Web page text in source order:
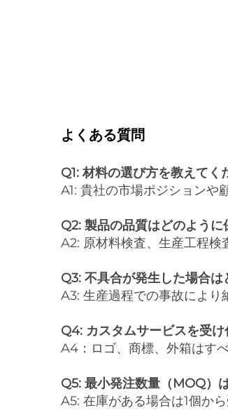
よくある質問
Q1: 材料の選び方を教えてく
A1: 貴社の市場ポジションや
Q2: 製品の品質はどのように
A2: 原材料検査、生産工程検
Q3: 不具合が発生した場合は
A3: 生産過程での事故により
Q4: カスタムサービスを受け
A4：ロゴ、商標、外箱はす
Q5: 最小発注数量（MOQ）
A5: 在庫がある場合は1個か